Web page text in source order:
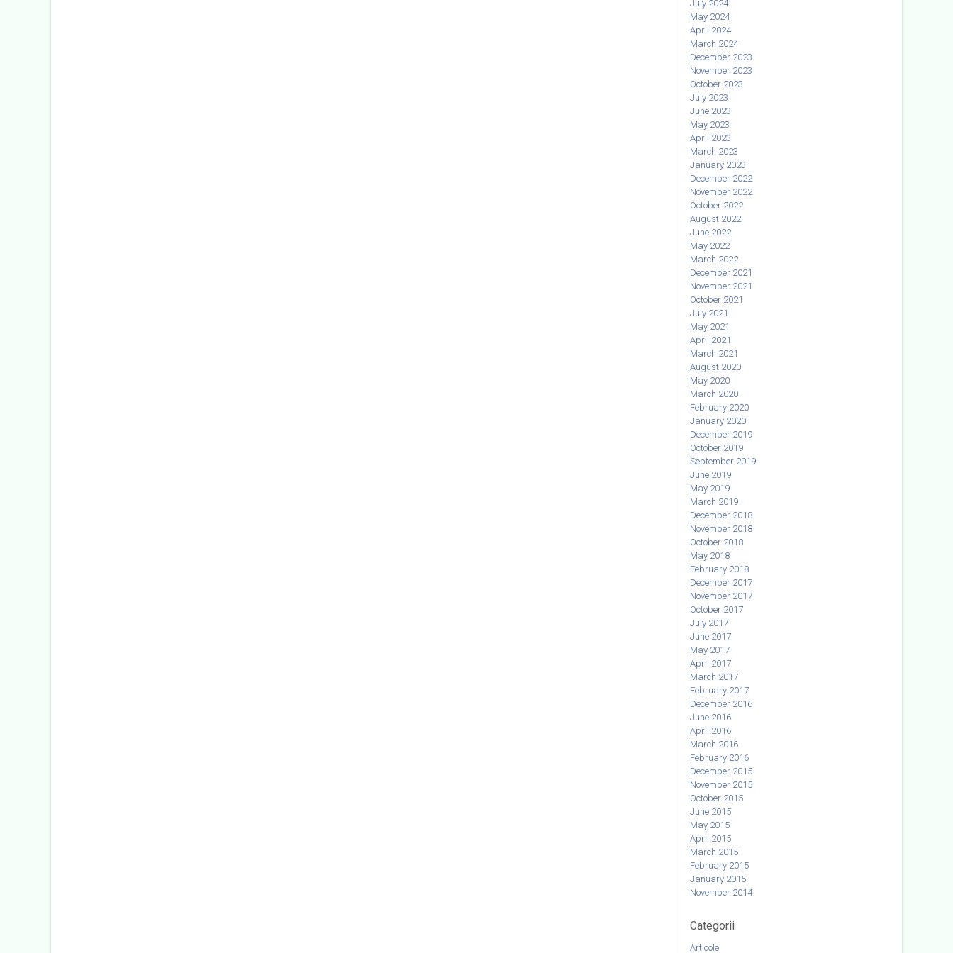
July 2024
May 2024
April 2024
March 2024
December 2023
November 2023
October 2023
July 2023
June 2023
May 2023
April 2023
March 2023
January 2023
December 2022
November 2022
October 2022
August 2022
June 2022
May 2022
March 2022
December 2021
November 2021
October 2021
July 2021
May 2021
April 2021
March 2021
August 2020
May 2020
March 2020
February 2020
January 2020
December 2019
October 2019
September 2019
June 2019
May 2019
March 2019
December 2018
November 2018
October 2018
May 2018
February 2018
December 2017
November 2017
October 2017
July 2017
June 2017
May 2017
April 2017
March 2017
February 2017
December 2016
June 2016
April 2016
March 2016
February 2016
December 2015
November 2015
October 2015
June 2015
May 2015
April 2015
March 2015
February 2015
January 2015
November 2014
Categorii
Articole